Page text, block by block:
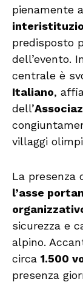
pienamente
predisposto
dell’evento.
centrale è
Italiano,
dell’
villaggi
La presenza
l’asse
sicurezza e
alpino.
circa 1.500
presenza